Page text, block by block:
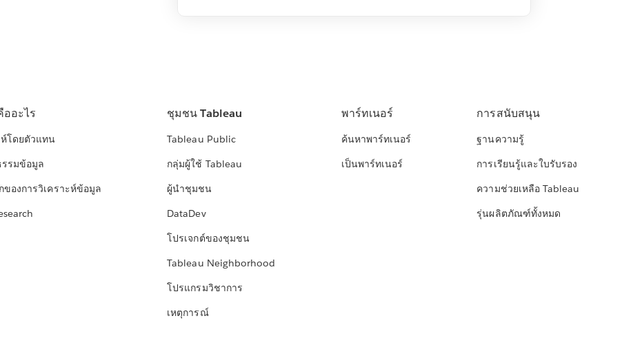
ออะไร
ห์โดยตัวแทน
รมข้อมูล
ของการวิเคราะห์ข้อมูล
ชุมชน Tableau
Tableau Public
กลุ่มผู้ใช้ Tableau
ผู้นำชุมชน
DataDev
โปรเจกต์ของชุมชน
Tableau Neighborhood
โปรแกรมวิชาการ
เหตุการณ์
พาร์ทเนอร์
ค้นหาพาร์ทเนอร์
เป็นพาร์ทเนอร์
การสนับสนุน
ฐานความรู้
การเรียนรู้และใบรับรอง
ความช่วยเหลือ Tableau
รุ่นผลิตภัณฑ์ทั้งหมด